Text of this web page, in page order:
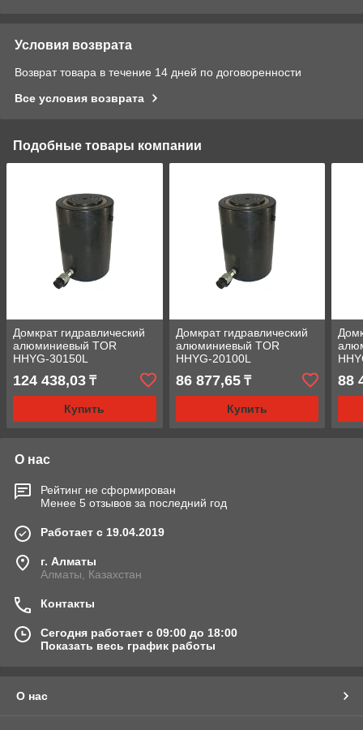
Условия возврата
Возврат товара в течение 14 дней по договоренности
Все условия возврата
Подобные товары компании
Домкрат гидравлический
алюминиевый TOR
HHYG-30150L
(ДГА30П150), 30т
124 438,03 ₸
Купить
Домкрат гидравлический
алюминиевый TOR
HHYG-20100L
(ДГА20П100), 20т
86 877,65₸
Купить
88
О нас
Рейтинг не сформирован
Менее 5 отзывов за последний год
Работает с 19.04.2019
г. Алматы
Алматы, Казахстан
Контакты
Сегодня работает с 09:00 до 18:00
Показать весь график работы
О нас